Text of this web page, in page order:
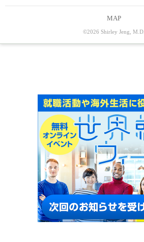
MAP
©2026 Shirley Jeng, M.D.